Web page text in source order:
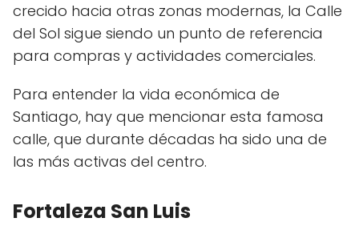
crecido hacia otras zonas modernas, la Calle
del Sol sigue siendo un punto de referencia
para compras y actividades comerciales.
Para entender la vida económica de
Santiago, hay que mencionar esta famosa
calle, que durante décadas ha sido una de
las más activas del centro.
Fortaleza San Luis